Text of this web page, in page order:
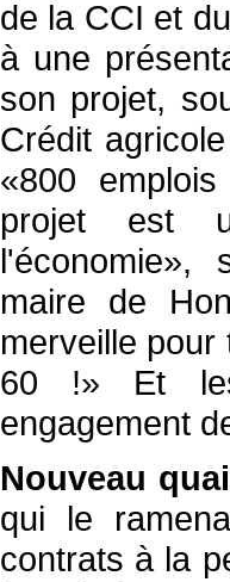
de la CCI et
à une
son projet,
Crédit
«800
projet est
l'économie»,
maire de
merveille
60 !» Et les
engagement
Nouveau
qui le
contrats à la